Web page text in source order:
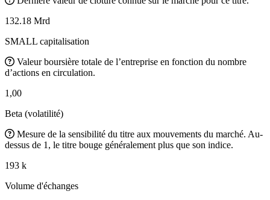
132.18 Mrd
SMALL capitalisation
Valeur boursière totale de l’entreprise en fonction du nombre
d’actions en circulation.
1,00
Beta (volatilité)
Mesure de la sensibilité du titre aux mouvements du marché. Au-
dessus de 1, le titre bouge généralement plus que son indice.
193 k
Volume d'échanges